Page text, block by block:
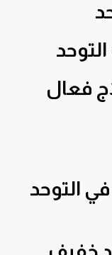
فعال
التوحد